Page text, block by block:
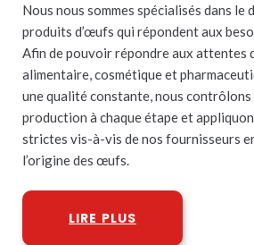
Nous nous sommes spécialisés dans le
produits d’œufs qui répondent aux
Afin de pouvoir répondre aux attentes
alimentaire, cosmétique et
une qualité constante, nous
production à chaque étape et
strictes vis-à-vis de nos fournisseurs
l’origine des œufs.
LIRE PLUS